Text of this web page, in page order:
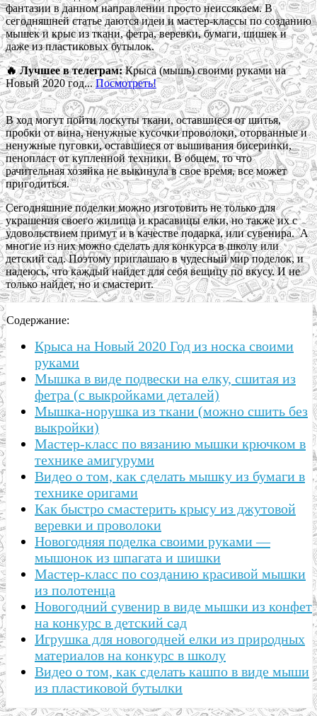
фантазии в данном направлении просто неиссякаем. В
сегодняшней статье даются идеи и мастер-классы по созданию
мышек и крыс из ткани, фетра, веревки, бумаги, шишек и
даже из пластиковых бутылок.
🔥 Лучшее в телеграм: Крыса (мышь) своими руками на
Новый 2020 год... Посмотреть!
В ход могут пойти лоскуты ткани, оставшиеся от шитья,
пробки от вина, ненужные кусочки проволоки, оторванные и
ненужные пуговки, оставшиеся от вышивания бисеринки,
пенопласт от купленной техники. В общем, то что
рачительная хозяйка не выкинула в свое время, все может
пригодиться.
Сегодняшние поделки можно изготовить не только для
украшения своего жилища и красавицы елки, но также их с
удовольствием примут и в качестве подарка, или сувенира. А
многие из них можно сделать для конкурса в школу или
детский сад. Поэтому приглашаю в чудесный мир поделок, и
надеюсь, что каждый найдет для себя вещицу по вкусу. И не
только найдет, но и смастерит.
Содержание:
Крыса на Новый 2020 Год из носка своими
руками
Мышка в виде подвески на елку, сшитая из
фетра (с выкройками деталей)
Мышка-норушка из ткани (можно сшить без
выкройки)
Мастер-класс по вязанию мышки крючком в
технике амигуруми
Видео о том, как сделать мышку из бумаги в
технике оригами
Как быстро смастерить крысу из джутовой
веревки и проволоки
Новогодняя поделка своими руками —
мышонок из шпагата и шишки
Мастер-класс по созданию красивой мышки
из полотенца
Новогодний сувенир в виде мышки из конфет
на конкурс в детский сад
Игрушка для новогодней елки из природных
материалов на конкурс в школу
Видео о том, как сделать кашпо в виде мыши
из пластиковой бутылки